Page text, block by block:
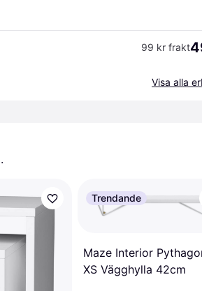
99 kr frakt
Visa alla
Trendande
Maze Interior
XS Vägghylla 42cm